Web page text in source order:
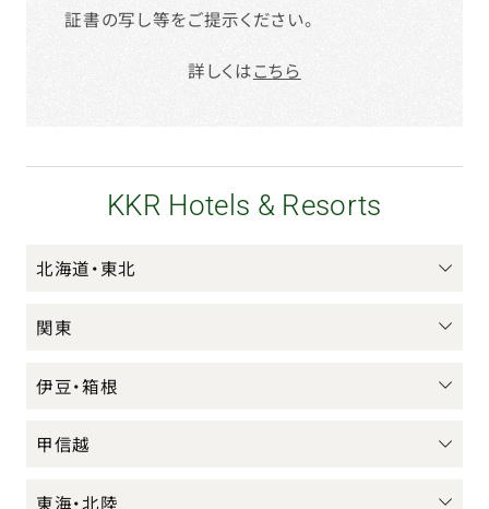
証書の写し等をご提示ください。
詳しくはこちら
KKR Hotels & Resorts
北海道・東北
関東
伊豆・箱根
甲信越
東海・北陸